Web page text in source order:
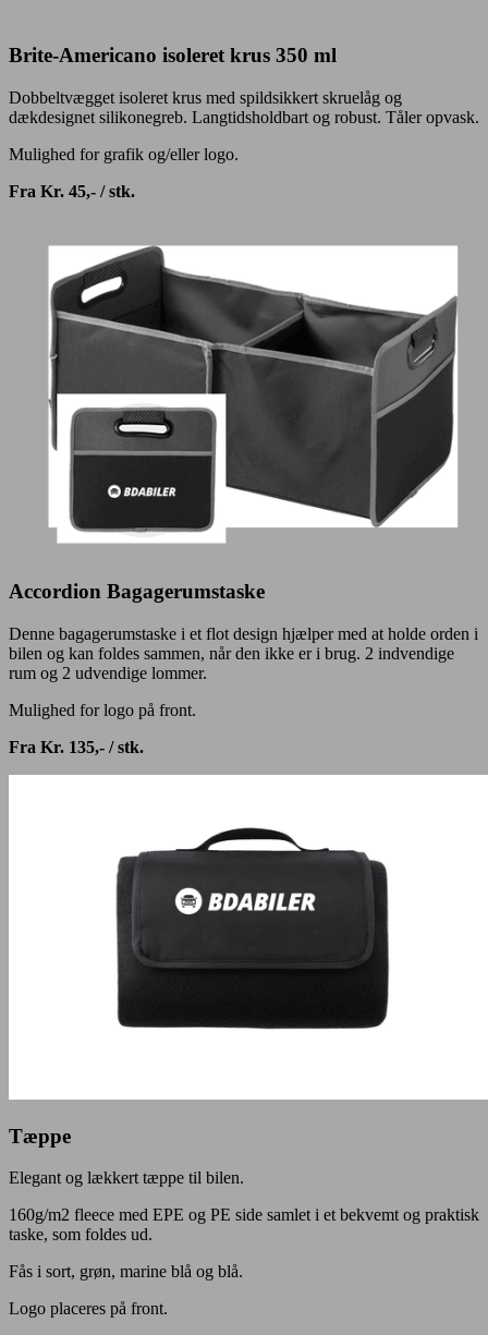
Brite-Americano isoleret krus 350 ml
Dobbeltvægget isoleret krus med spildsikkert skruelåg og
dækdesignet silikonegreb. Langtidsholdbart og robust. Tåler opvask.
Mulighed for grafik og/eller logo.
Fra Kr. 45,- / stk.
Accordion Bagagerumstaske
Denne bagagerumstaske i et flot design hjælper med at holde orden i
bilen og kan foldes sammen, når den ikke er i brug. 2 indvendige
rum og 2 udvendige lommer.
Mulighed for logo på front.
Fra Kr. 135,- / stk.
Tæppe
Elegant og lækkert tæppe til bilen.
160g/m2 fleece med EPE og PE side samlet i et bekvemt og praktisk
taske, som foldes ud.
Fås i sort, grøn, marine blå og blå.
Logo placeres på front.